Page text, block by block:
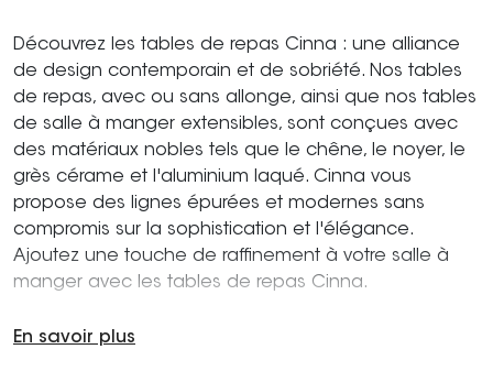
Découvrez les tables de repas Cinna : une alliance
de design contemporain et de sobriété. Nos tables
de repas, avec ou sans allonge, ainsi que nos tables
de salle à manger extensibles, sont conçues avec
des matériaux nobles tels que le chêne, le noyer, le
grès cérame et l'aluminium laqué. Cinna vous
propose des lignes épurées et modernes sans
compromis sur la sophistication et l'élégance.
Ajoutez une touche de raffinement à votre salle à
manger avec les tables de repas Cinna.
En savoir plus